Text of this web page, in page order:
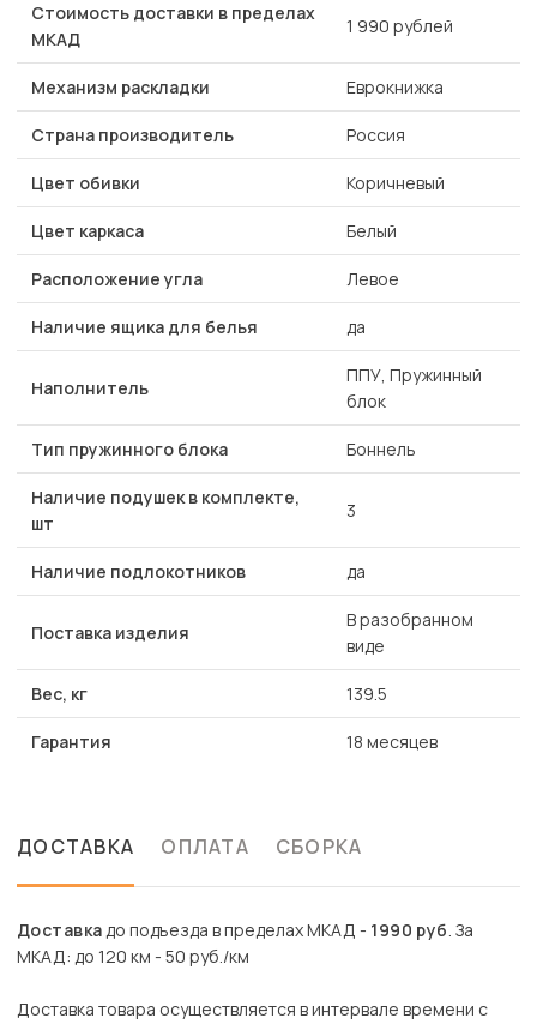
Стоимость доставки в пределах
МКАД
1 990 рублей
Механизм раскладки Еврокнижка
Страна производитель Россия
Цвет обивки Коричневый
Цвет каркаса Белый
Расположение угла Левое
Наличие ящика для белья да
Наполнитель
ППУ, Пружинный
блок
Тип пружинного блока Боннель
Наличие подушек в комплекте,
шт
3
Наличие подлокотников да
Поставка изделия
В разобранном
виде
Вес, кг 139.5
Гарантия 18 месяцев
ДОСТАВКА ОПЛАТА СБОРКА
Доставкадо подъезда в пределах МКАД - 1990 руб. За
МКАД: до 120 км - 50 руб./км
Доставка товара осуществляется в интервале времени с